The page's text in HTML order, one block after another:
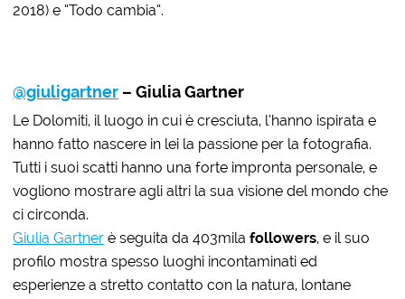
2018) e “Todo cambia”.
@giuligartner – Giulia Gartner
Le Dolomiti, il luogo in cui è cresciuta, l’hanno ispirata e
hanno fatto nascere in lei la passione per la fotografia.
Tutti i suoi scatti hanno una forte impronta personale, e
vogliono mostrare agli altri la sua visione del mondo che
ci circonda.
Giulia Gartner è seguita da 403milafollowers, e il suo
profilo mostra spesso luoghi incontaminati ed
esperienze a stretto contatto con la natura, lontane